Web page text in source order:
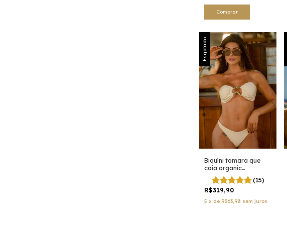
Comprar
Esgotado
Biquíni tomara que
caia organic
champange
(15)
R$319,90
5 x de R$63,98 sem juros